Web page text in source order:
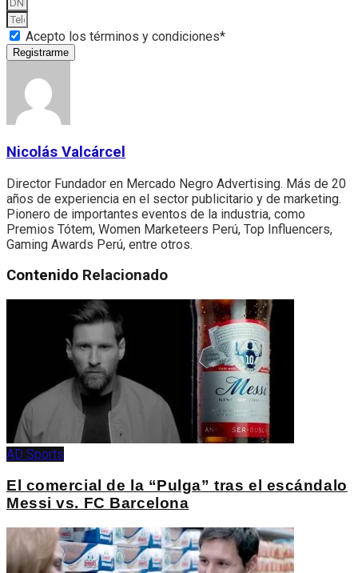
Acepto los términos y condiciones*
Registrarme
Nicolás Valcárcel
Director Fundador en Mercado Negro Advertising. Más de 20
años de experiencia en el sector publicitario y de marketing.
Pionero de importantes eventos de la industria, como
Premios Tótem, Women Marketeers Perú, Top Influencers,
Gaming Awards Perú, entre otros.
Contenido Relacionado
AD Sports
El comercial de la “Pulga” tras el escándalo
Messi vs. FC Barcelona